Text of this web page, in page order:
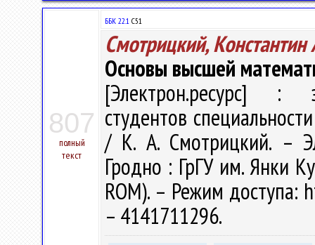
807
полный
текст
ББК 22.1 С51
Смотрицкий, Константин
Основы высшей
[Электрон.ресурс] :
студентов
/ К. А. Смотрицкий. –
Гродно : ГрГУ им. Янки
ROM). – Режим доступа:
– 4141711296.